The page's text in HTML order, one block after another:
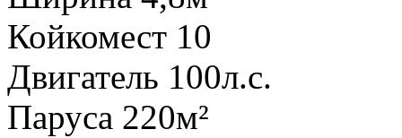
Койкомест 10
Двигатель 100л.с.
Паруса 220м²